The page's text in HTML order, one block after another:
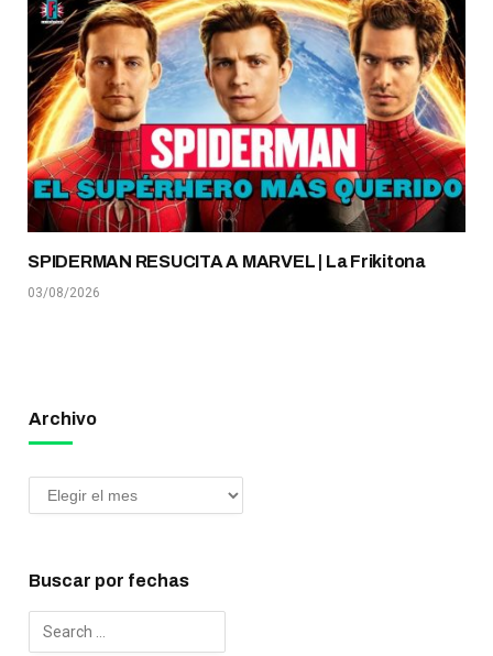
SPIDERMAN RESUCITA A MARVEL | La Frikitona
03/08/2026
Archivo
Buscar por fechas